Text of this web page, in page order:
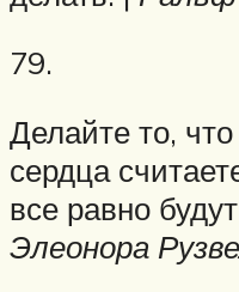
79.
Делайте то,
сердца
все равно
Элеонора